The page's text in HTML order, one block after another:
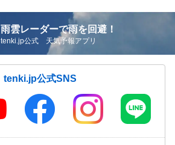
雨雲レーダーで雨を回避！
tenki.jp公式 天気予報アプリ
tenki.jp公式SNS